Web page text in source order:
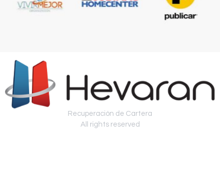
Recuperación de Cartera
All rights reserved